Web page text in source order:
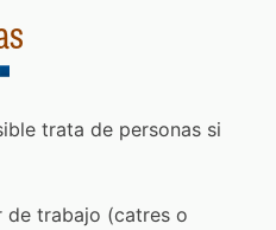
trata de personas si
de trabajo (catres o